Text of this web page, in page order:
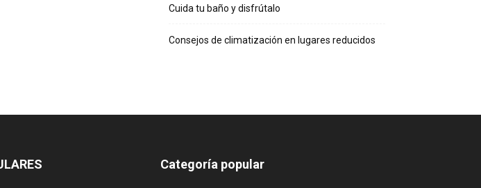
Cuida tu baño y disfrútalo
Consejos de climatización en lugares reducidos
Categoría popular